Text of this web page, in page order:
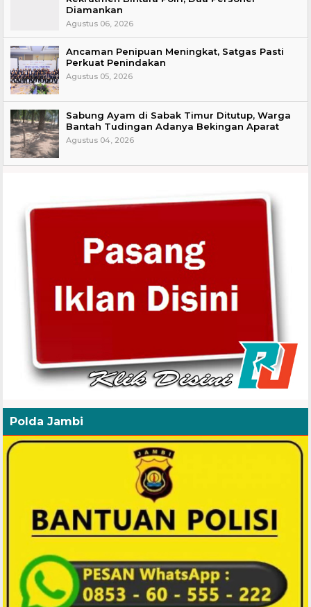
Diamankan
Agustus 06, 2026
Ancaman Penipuan Meningkat, Satgas Pasti
Perkuat Penindakan
Agustus 05, 2026
Sabung Ayam di Sabak Timur Ditutup, Warga
Bantah Tudingan Adanya Bekingan Aparat
Agustus 04, 2026
Polda Jambi